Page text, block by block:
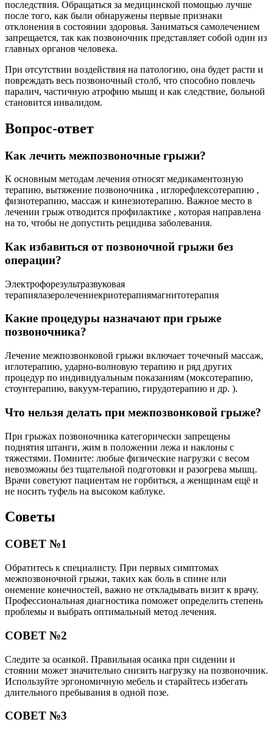
последствия. Обращаться за медицинской помощью лучше
после того, как были обнаружены первые признаки
отклонения в состоянии здоровья. Заниматься самолечением
запрещается, так как позвоночник представляет собой один из
главных органов человека.
При отсутствии воздействия на патологию, она будет расти и
повреждать весь позвоночный столб, что способно повлечь
паралич, частичную атрофию мышц и как следствие, больной
становится инвалидом.
Вопрос-ответ
Как лечить межпозвоночные грыжи?
К основным методам лечения относят медикаментозную
терапию, вытяжение позвоночника , иглорефлексотерапию ,
физиотерапию, массаж и кинезиотерапию. Важное место в
лечении грыж отводится профилактике , которая направлена
на то, чтобы не допустить рецидива заболевания.
Как избавиться от позвоночной грыжи без
операции?
Электрофорезультразвуковая
терапиялазеролечениекриотерапиямагнитотерапия
Какие процедуры назначают при грыже
позвоночника?
Лечение межпозвонковой грыжи включает точечный массаж,
иглотерапию, ударно-волновую терапию и ряд других
процедур по индивидуальным показаниям (моксотерапию,
стоунтерапию, вакуум-терапию, гирудотерапию и др. ).
Что нельзя делать при межпозвонковой грыже?
При грыжах позвоночника категорически запрещены
поднятия штанги, жим в положении лежа и наклоны с
тяжестями. Помните: любые физические нагрузки с весом
невозможны без тщательной подготовки и разогрева мышц.
Врачи советуют пациентам не горбиться, а женщинам ещё и
не носить туфель на высоком каблуке.
Советы
СОВЕТ №1
Обратитесь к специалисту. При первых симптомах
межпозвоночной грыжи, таких как боль в спине или
онемение конечностей, важно не откладывать визит к врачу.
Профессиональная диагностика поможет определить степень
проблемы и выбрать оптимальный метод лечения.
СОВЕТ №2
Следите за осанкой. Правильная осанка при сидении и
стоянии может значительно снизить нагрузку на позвоночник.
Используйте эргономичную мебель и старайтесь избегать
длительного пребывания в одной позе.
СОВЕТ №3